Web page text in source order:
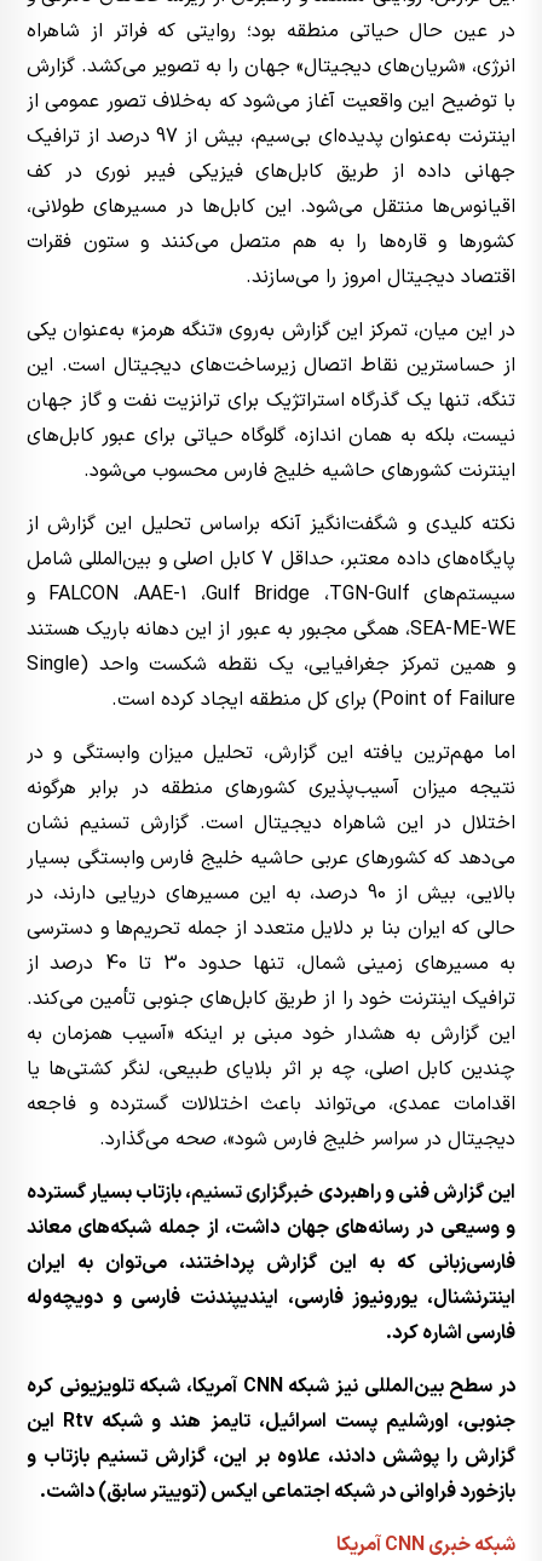
در عین حال حیاتی منطقه بود؛ روایتی که فراتر از شاهراه
انرژی، «شریان‌های دیجیتال» جهان را به تصویر می‌کشد. گزارش
با توضیح این واقعیت آغاز می‌شود که به‌خلاف تصور عمومی از
اینترنت به‌عنوان پدیده‌ای بی‌سیم، بیش از 97 درصد از ترافیک
جهانی داده از طریق کابل‌های فیزیکی فیبر نوری در کف
اقیانوس‌ها منتقل می‌شود. این کابل‌ها در مسیرهای طولانی،
کشورها و قاره‌ها را به هم متصل می‌کنند و ستون فقرات
اقتصاد دیجیتال امروز را می‌سازند.
در این میان، تمرکز این گزارش به‌روی «تنگه هرمز» به‌عنوان یکی
از حساسترین نقاط اتصال زیرساخت‌های دیجیتال است. این
تنگه، تنها یک گذرگاه استراتژیک برای ترانزیت نفت و گاز جهان
نیست، بلکه به همان اندازه، گلوگاه حیاتی برای عبور کابل‌های
اینترنت کشورهای حاشیه خلیج فارس محسوب می‌شود.
نکته کلیدی و شگفت‌انگیز آنکه براساس تحلیل این گزارش از
پایگاه‌های داده معتبر، حداقل 7 کابل اصلی و بین‌المللی شامل
سیستم‌های FALCON ،AAE-1 ،Gulf Bridge ،TGN-Gulf و
SEA-ME-WE، همگی مجبور به عبور از این دهانه باریک هستند
و همین تمرکز جغرافیایی، یک نقطه شکست واحد (Single
Point of Failure) برای کل منطقه ایجاد کرده است.
اما مهم‌ترین یافته این گزارش، تحلیل میزان وابستگی و در
نتیجه میزان آسیب‌پذیری کشورهای منطقه در برابر هرگونه
اختلال در این شاهراه دیجیتال است. گزارش تسنیم نشان
می‌دهد که کشورهای عربی حاشیه خلیج فارس وابستگی بسیار
بالایی، بیش از 90 درصد، به این مسیرهای دریایی دارند، در
حالی که ایران بنا بر دلایل متعدد از جمله تحریم‌ها و دسترسی
به مسیرهای زمینی شمال، تنها حدود 30 تا 40 درصد از
ترافیک اینترنت خود را از طریق کابل‌های جنوبی تأمین می‌کند.
این گزارش به هشدار خود مبنی بر اینکه «آسیب همزمان به
چندین کابل اصلی، چه بر اثر بلایای طبیعی، لنگر کشتی‌ها یا
اقدامات عمدی، می‌تواند باعث اختلالات گسترده و فاجعه
دیجیتال در سراسر خلیج فارس شود»، صحه می‌گذارد.
این گزارش فنی و راهبردی خبرگزاری تسنیم، بازتاب بسیار گسترده
و وسیعی در رسانه‌های جهان داشت، از جمله شبکه‌های معاند
فارسی‌زبانی که به این گزارش پرداختند، می‌توان به ایران
اینترنشنال، یورونیوز فارسی، ایندیپندنت فارسی و دویچه‌وله
فارسی اشاره کرد.
در سطح بین‌المللی نیز شبکه CNN آمریکا، شبکه تلویزیونی کره
جنوبی، اورشلیم پست اسرائیل، تایمز هند و شبکه Rtv این
گزارش را پوشش دادند، علاوه بر این، گزارش تسنیم بازتاب و
بازخورد فراوانی در شبکه اجتماعی ایکس (توییتر سابق) داشت.
شبکه خبری CNN آمریکا